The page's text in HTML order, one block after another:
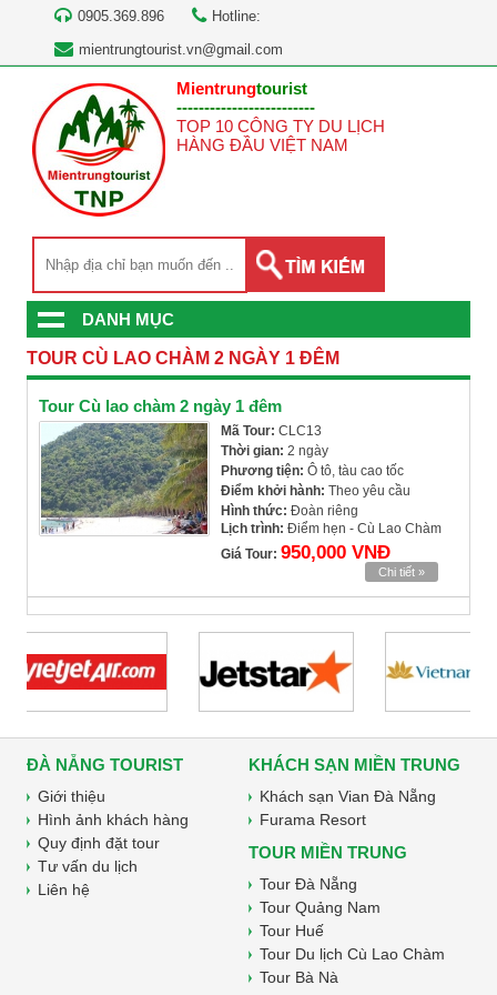
0905.369.896
Hotline:
mientrungtourist.vn@gmail.com
Mientrungtourist
-------------------------
TOP 10 CÔNG TY DU LỊCH
HÀNG ĐẦU VIỆT NAM
DANH MỤC
TOUR CÙ LAO CHÀM 2 NGÀY 1 ĐÊM
Tour Cù lao chàm 2 ngày 1 đêm
Mã Tour: CLC13
Thời gian: 2 ngày
Phương tiện: Ô tô, tàu cao tốc
Điểm khởi hành: Theo yêu cầu
Hình thức: Đoàn riêng
Lịch trình: Điểm hẹn - Cù Lao Chàm
Giá Tour: 950,000 VNĐ
Chi tiết »
ĐÀ NẴNG TOURIST
Giới thiệu
Hình ảnh khách hàng
Quy định đặt tour
Tư vấn du lịch
Liên hệ
KHÁCH SẠN MIỀN TRUNG
Khách sạn Vian Đà Nẵng
Furama Resort
TOUR MIỀN TRUNG
Tour Đà Nẵng
Tour Quảng Nam
Tour Huế
Tour Du lịch Cù Lao Chàm
Tour Bà Nà